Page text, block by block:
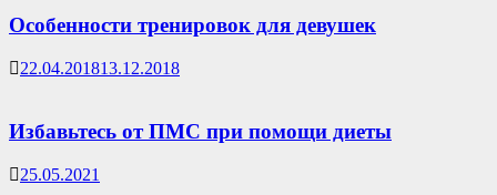
Особенности тренировок для девушек
22.04.201813.12.2018
Избавьтесь от ПМС при помощи диеты
25.05.2021